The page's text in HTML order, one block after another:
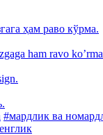
ҳам раво кўрма.
ham ravo
#мардлик ва